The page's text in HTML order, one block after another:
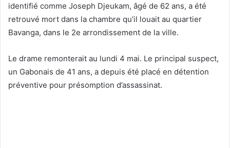
identifié comme Joseph Djeukam, âgé de 62 ans, a été
retrouvé mort dans la chambre qu’il louait au quartier
Bavanga, dans le 2e arrondissement de la ville.
Le drame remonterait au lundi 4 mai. Le principal suspect,
un Gabonais de 41 ans, a depuis été placé en détention
préventive pour présomption d’assassinat.